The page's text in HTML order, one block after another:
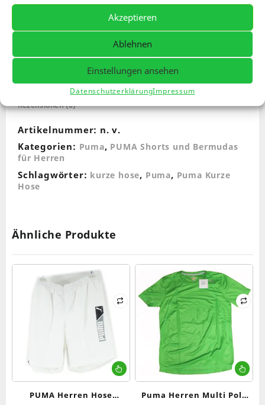
Akzeptieren
Ablehnen
Einstellungen ansehen
DatenschutzerklärungImpressum
PUMA
Graphic
Shorts
Black
In den
Warenkorb Compare
Zusätzliche Informationen
Rezensionen (0)
Artikelnummer: n. v.
Kategorien: Puma, PUMA Shorts und Bermudas
für Herren
Schlagwörter: kurze hose, Puma, Puma Kurze
Hose
Ähnliche Produkte
mehrere
PUMA Herren Hose
Puma Herren Multi Poly